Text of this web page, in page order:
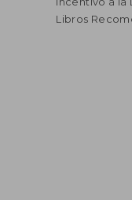
Libros